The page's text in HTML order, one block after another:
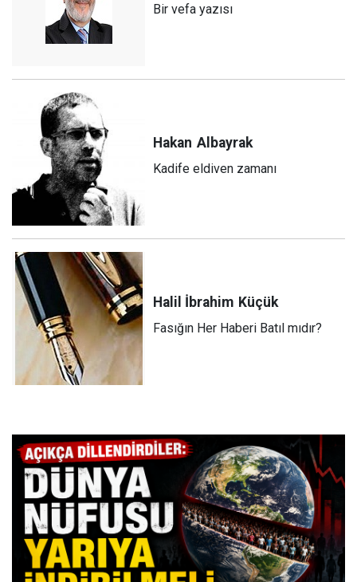
Bir vefa yazısı
Hakan Albayrak
Kadife eldiven zamanı
Halil İbrahim Küçük
Fasığın Her Haberi Batıl mıdır?